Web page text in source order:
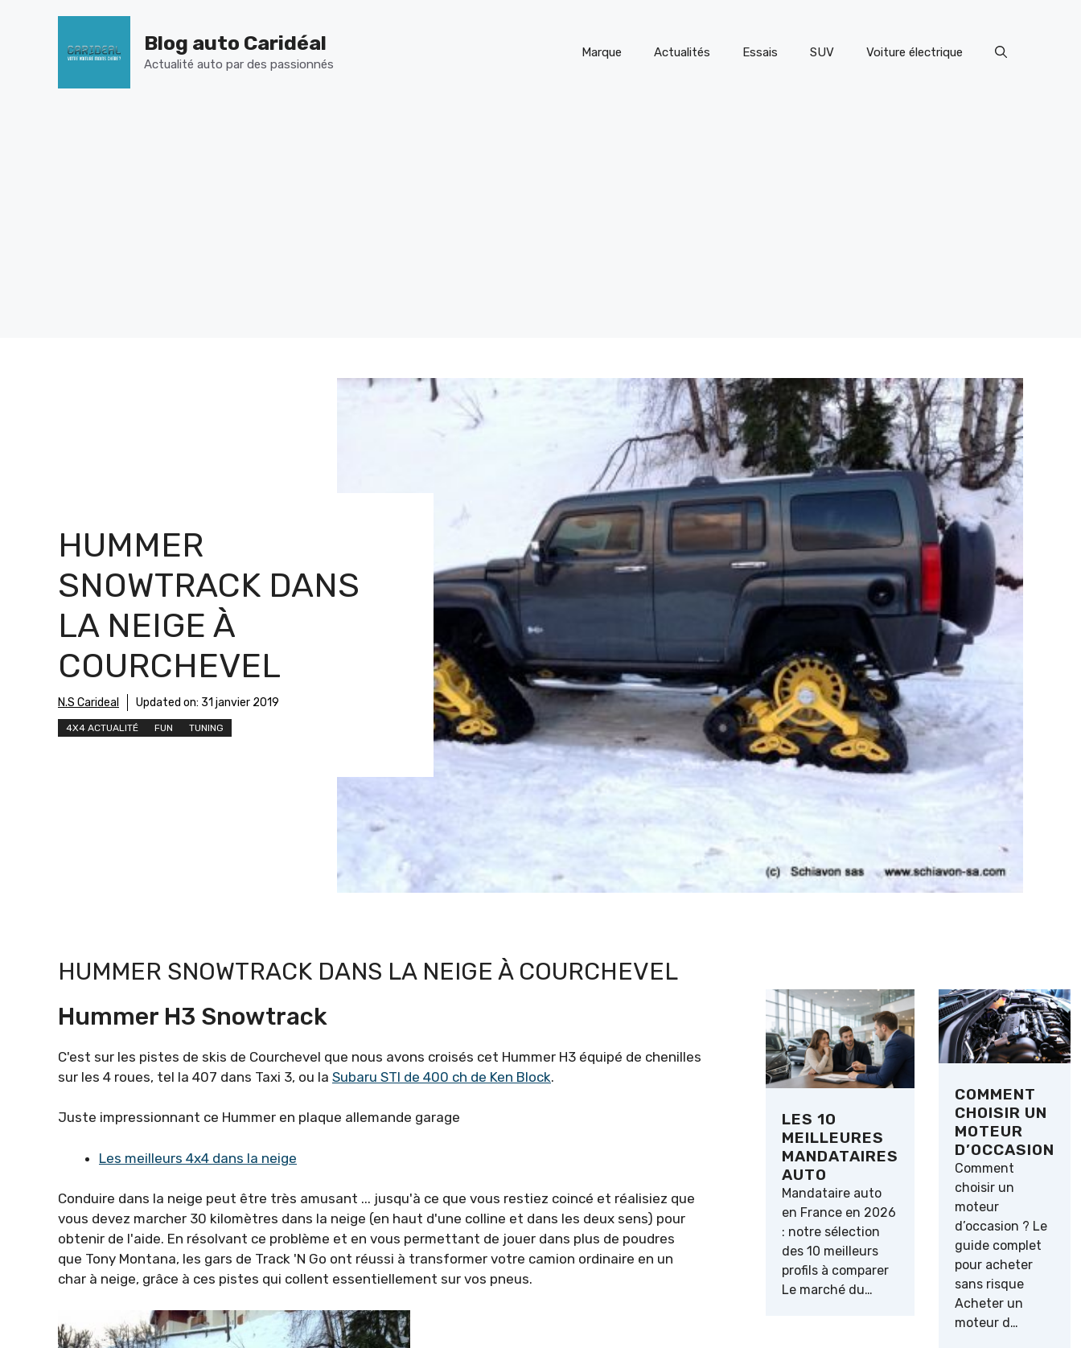
Blog auto Caridéal
Actualité auto par des passionnés
Marque Actualités Essais SUV Voiture électrique
HUMMER
SNOWTRACK DANS
LA NEIGE À
COURCHEVEL
N.S Carideal Updated on: 31 janvier 2019
4X4 ACTUALITÉ FUN TUNING
HUMMER SNOWTRACK DANS LA NEIGE À COURCHEVEL
Hummer H3 Snowtrack
C'est sur les pistes de skis de Courchevel que nous avons croisés cet Hummer H3 équipé de chenilles
sur les 4 roues, tel la 407 dans Taxi 3, ou la Subaru STI de 400 ch de Ken Block.
Juste impressionnant ce Hummer en plaque allemande garage
Les meilleurs 4x4 dans la neige
Conduire dans la neige peut être très amusant ... jusqu'à ce que vous restiez coincé et réalisiez que
vous devez marcher 30 kilomètres dans la neige (en haut d'une colline et dans les deux sens) pour
obtenir de l'aide. En résolvant ce problème et en vous permettant de jouer dans plus de poudres
que Tony Montana, les gars de Track 'N Go ont réussi à transformer votre camion ordinaire en un
char à neige, grâce à ces pistes qui collent essentiellement sur vos pneus.
LES 10
MEILLEURES
MANDATAIRES
AUTO
Mandataire auto
en France en 2026
: notre sélection
des 10 meilleurs
profils à comparer
Le marché du…
COMMENT
CHOISIR UN
MOTEUR
D’OCCASION
Comment
choisir un
moteur
d’occasion ? Le
guide complet
pour acheter
sans risque
Acheter un
moteur d…